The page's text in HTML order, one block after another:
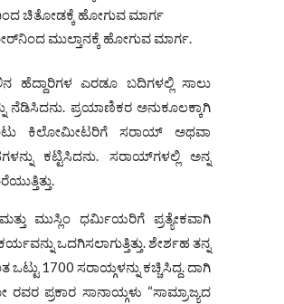
ಚಿತೋಡಕ್ಕೆ ಹೋಗುವ ಮಾರ್ಗ
ಮುಲ್ತಾನಕ್ಕೆ ಹೋಗುವ ಮಾರ್ಗ.
ಹೆದ್ದಾರಿಗಳ ಎರಡೂ ಬದಿಗಳಲ್ಲಿ ಸಾಲು
ನೆಡಿಸಿದನು. ಪ್ರಯಾಣಿಕರ ಅನುಕೂಲಕ್ಕಾಗಿ
ಕಿಲೋಮೀಟರಿಗೆ ಸರಾಯ್ ಅಥವಾ
ಕಟ್ಟಿಸಿದನು. ಸರಾಯ್‌ಗಳಲ್ಲಿ ಅನ್ನ
ಮುಸ್ಲಿಂ ಧರ್ಮಿಯರಿಗೆ ಪ್ರತ್ಯೇಕವಾಗಿ
ಒದಗಿಸಲಾಗುತ್ತಿತ್ತು. ಶೇರ್ಶಹ ತನ್ನ
ಒಟ್ಟು 1700 ಸರಾಯ್ಗಳನ್ನು ಕಚ್ಚಿಸಿದ್ದ. ದಾಗಿ
ಪ್ರಕಾರ ಸಾನಾಯ್ಗಳು “ಸಾಮ್ರಾಜ್ಯದ